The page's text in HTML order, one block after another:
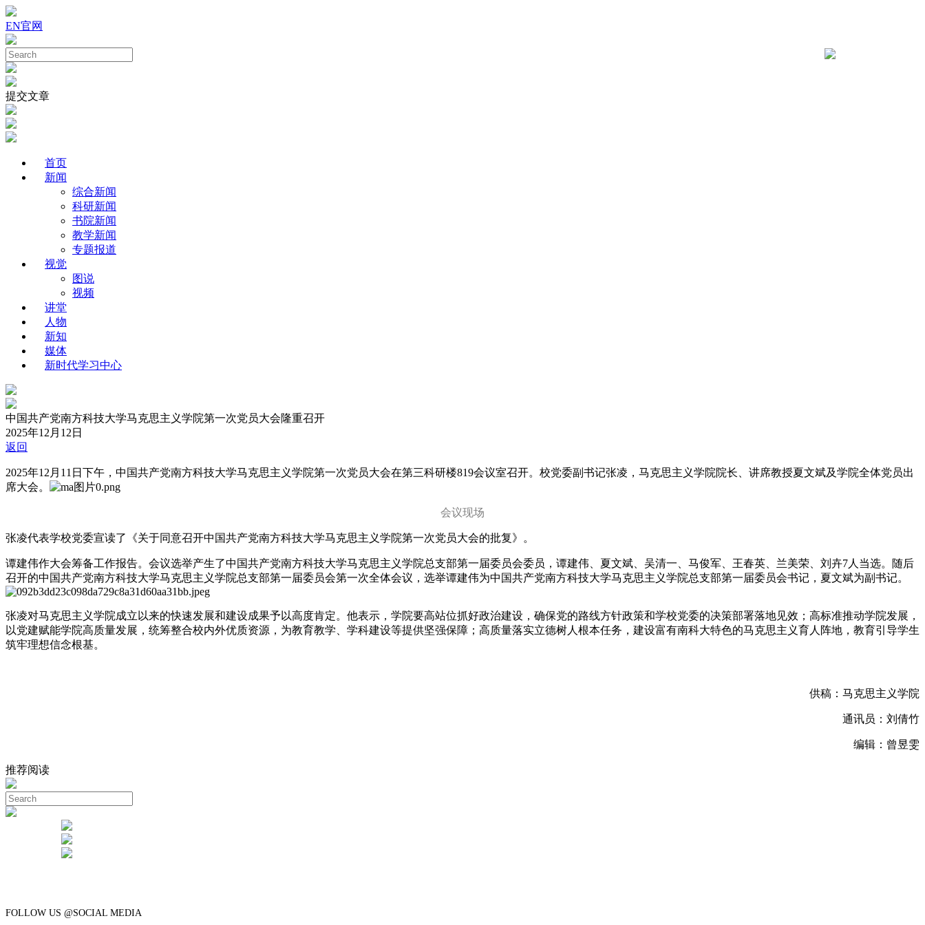
EN官网
提交文章
首页
新闻
综合新闻
科研新闻
书院新闻
教学新闻
专题报道
视觉
图说
视频
讲堂
人物
新知
媒体
新时代学习中心
中国共产党南方科技大学马克思主义学院第一次党员大会隆重召开
2025年12月12日
返回
2025年12月11日下午，中国共产党南方科技大学马克思主义学院第一次党员大会在第三科研楼819会议室召开。校党委副书记张凌，马克思主义学院院长、讲席教授夏文斌及学院全体党员出
席大会。
会议现场
张凌代表学校党委宣读了《关于同意召开中国共产党南方科技大学马克思主义学院第一次党员大会的批复》。
谭建伟作大会筹备工作报告。会议选举产生了中国共产党南方科技大学马克思主义学院总支部第一届委员会委员，谭建伟、夏文斌、吴清一、马俊军、王春英、兰美荣、刘卉7人当选。随后
召开的中国共产党南方科技大学马克思主义学院总支部第一届委员会第一次全体会议，选举谭建伟为中国共产党南方科技大学马克思主义学院总支部第一届委员会书记，夏文斌为副书记。
张凌对马克思主义学院成立以来的快速发展和建设成果予以高度肯定。他表示，学院要高站位抓好政治建设，确保党的路线方针政策和学校党委的决策部署落地见效；高标准推动学院发展，
以党建赋能学院高质量发展，统筹整合校内外优质资源，为教育教学、学科建设等提供坚强保障；高质量落实立德树人根本任务，建设富有南科大特色的马克思主义育人阵地，教育引导学生
筑牢理想信念根基。
供稿：马克思主义学院
通讯员：刘倩竹
编辑：曾昱雯
推荐阅读
FOLLOW US @SOCIAL MEDIA